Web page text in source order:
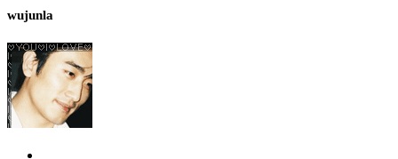
wujunla